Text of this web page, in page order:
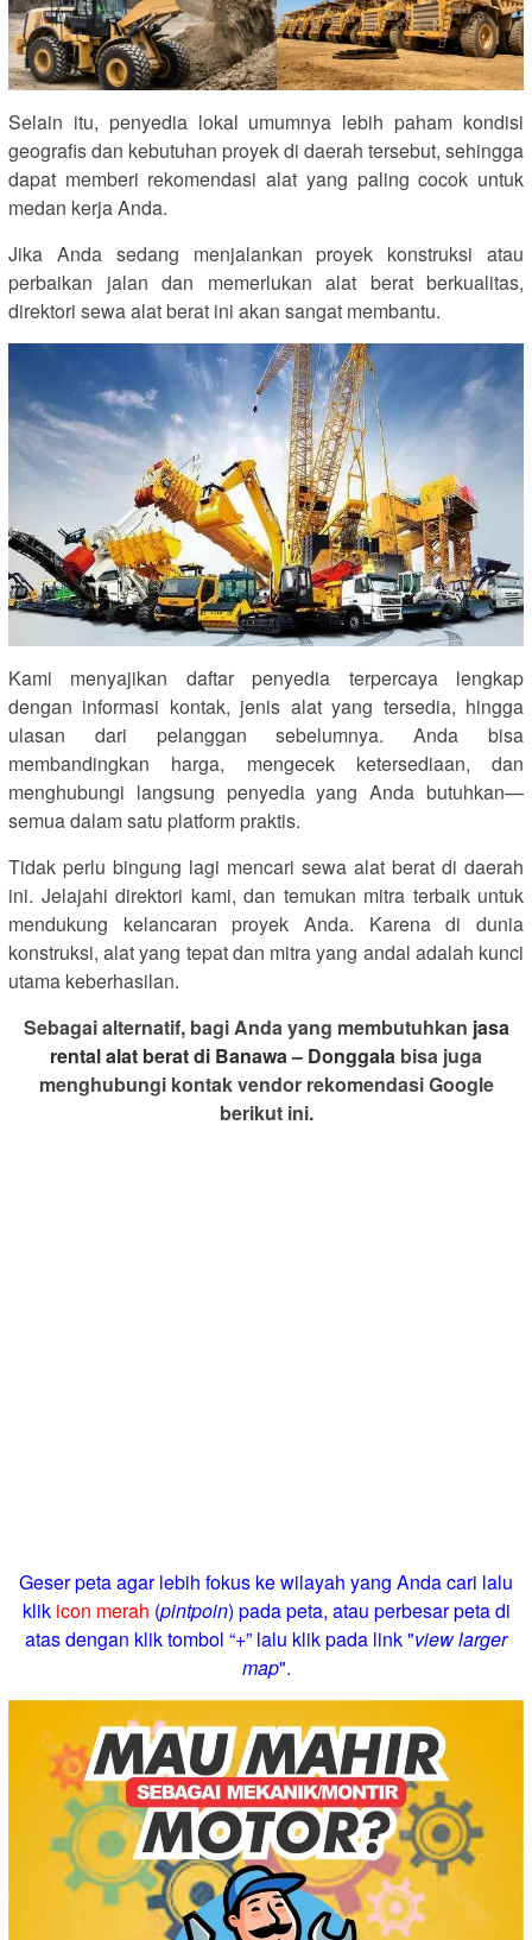
Selain itu, penyedia lokal umumnya lebih paham kondisi
geografis dan kebutuhan proyek di daerah tersebut, sehingga
dapat memberi rekomendasi alat yang paling cocok untuk
medan kerja Anda.
Jika Anda sedang menjalankan proyek konstruksi atau
perbaikan jalan dan memerlukan alat berat berkualitas,
direktori sewa alat berat ini akan sangat membantu.
Kami menyajikan daftar penyedia terpercaya lengkap
dengan informasi kontak, jenis alat yang tersedia, hingga
ulasan dari pelanggan sebelumnya. Anda bisa
membandingkan harga, mengecek ketersediaan, dan
menghubungi langsung penyedia yang Anda butuhkan—
semua dalam satu platform praktis.
Tidak perlu bingung lagi mencari sewa alat berat di daerah
ini. Jelajahi direktori kami, dan temukan mitra terbaik untuk
mendukung kelancaran proyek Anda. Karena di dunia
konstruksi, alat yang tepat dan mitra yang andal adalah kunci
utama keberhasilan.
Sebagai alternatif, bagi Anda yang membutuhkan jasa
rental alat berat di Banawa – Donggala bisa juga
menghubungi kontak vendor rekomendasi Google
berikut ini.
Geser peta agar lebih fokus ke wilayah yang Anda cari lalu
klik icon merah (pintpoin) pada peta, atau perbesar peta di
atas dengan klik tombol “+” lalu klik pada link "view larger
map".